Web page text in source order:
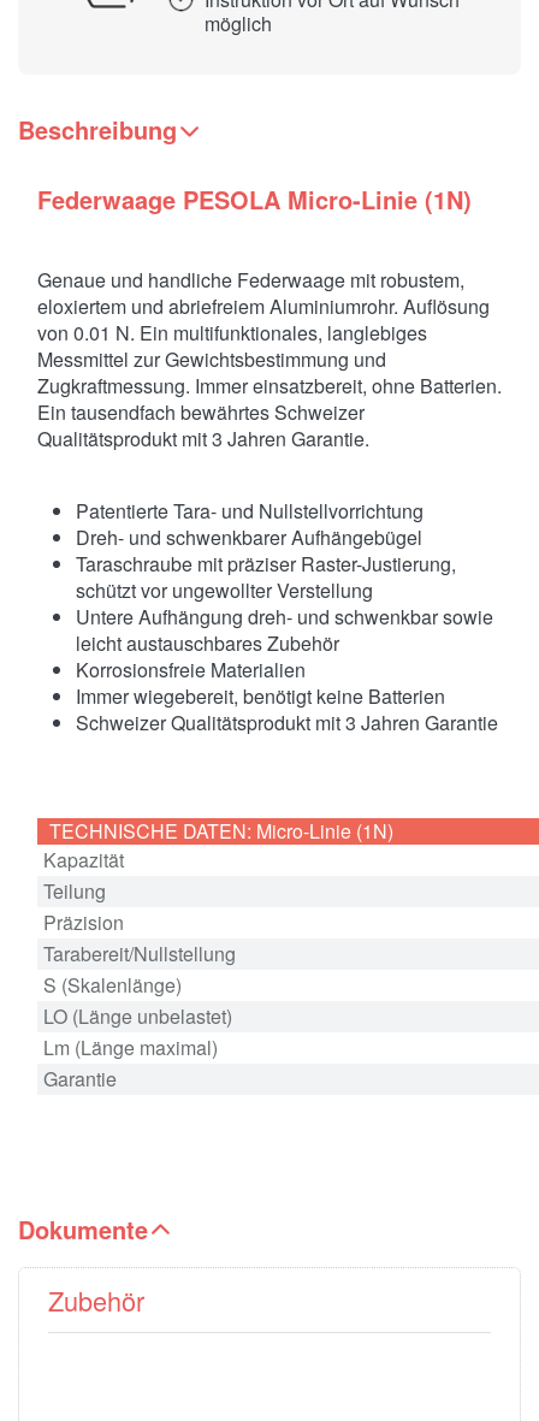
möglich
Beschreibung
Federwaage PESOLA Micro-Linie (1N)
Genaue und handliche Federwaage mit robustem,
eloxiertem und abriefreiem Aluminiumrohr. Auflösung
von 0.01 N. Ein multifunktionales, langlebiges
Messmittel zur Gewichtsbestimmung und
Zugkraftmessung. Immer einsatzbereit, ohne Batterien.
Ein tausendfach bewährtes Schweizer
Qualitätsprodukt mit 3 Jahren Garantie.
Patentierte Tara- und Nullstellvorrichtung
Dreh- und schwenkbarer Aufhängebügel
Taraschraube mit präziser Raster-Justierung,
schützt vor ungewollter Verstellung
Untere Aufhängung dreh- und schwenkbar sowie
leicht austauschbares Zubehör
Korrosionsfreie Materialien
Immer wiegebereit, benötigt keine Batterien
Schweizer Qualitätsprodukt mit 3 Jahren Garantie
TECHNISCHE DATEN: Micro-Linie (1N)
Kapazität
Teilung
Präzision
Tarabereit/Nullstellung
S (Skalenlänge)
LO (Länge unbelastet)
Lm (Länge maximal)
Garantie
Dokumente
Zubehör